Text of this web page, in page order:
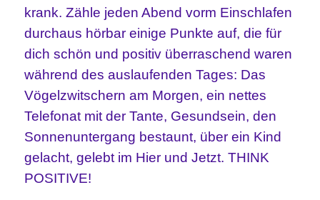
krank. Zähle jeden Abend vorm Einschlafen
durchaus hörbar einige Punkte auf, die für
dich schön und positiv überraschend waren
während des auslaufenden Tages: Das
Vögelzwitschern am Morgen, ein nettes
Telefonat mit der Tante, Gesundsein, den
Sonnenuntergang bestaunt, über ein Kind
gelacht, gelebt im Hier und Jetzt. THINK
POSITIVE!